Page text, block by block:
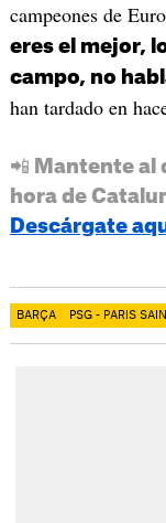
campeones de
eres el mejor,
campo, no
han tardado en
📲 Mantente al
hora de
Descárgate
BARÇA PSG - PARIS